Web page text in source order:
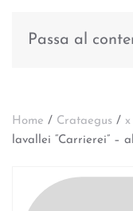
Passa al
Home / Crataegus /
lavallei “Carrierei” –